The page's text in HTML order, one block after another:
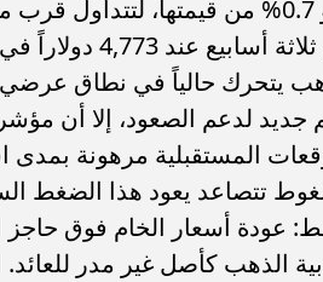
في ثلاثة
جديد لدعم الصعود، إلا أن
المستقبلية مرهونة بمدى
تتصاعد ​يعود هذا الضغط
الذهب كأصل غير مدر للعائد.